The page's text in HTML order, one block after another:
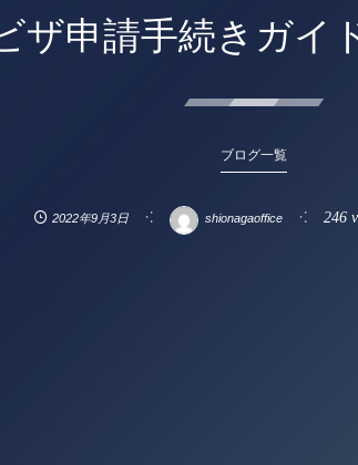
ザ申請手続きガイ
ブログ一覧
2022年9月3日 shionagaoffice 246